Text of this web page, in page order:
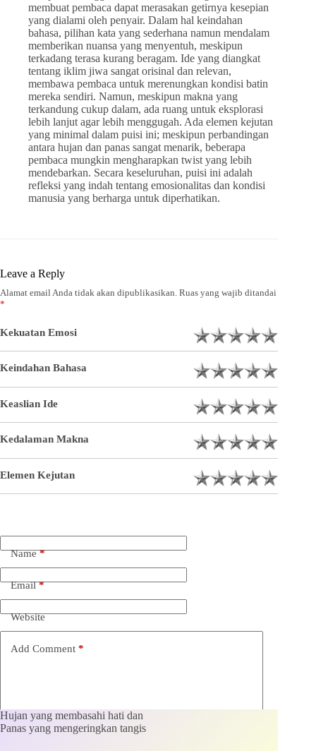
membuat pembaca dapat merasakan getirnya kesepian
yang dialami oleh penyair. Dalam hal keindahan
bahasa, pilihan kata yang sederhana namun mendalam
memberikan nuansa yang menyentuh, meskipun
terkadang terasa kurang beragam. Ide yang diangkat
tentang iklim jiwa sangat orisinal dan relevan,
membawa pembaca untuk merenungkan kondisi batin
mereka sendiri. Namun, meskipun makna yang
terkandung cukup dalam, ada ruang untuk eksplorasi
lebih lanjut agar lebih menggugah. Ada elemen kejutan
yang minimal dalam puisi ini; meskipun perbandingan
antara hujan dan panas sangat menarik, beberapa
pembaca mungkin mengharapkan twist yang lebih
mendebarkan. Secara keseluruhan, puisi ini adalah
refleksi yang indah tentang emosionalitas dan kondisi
manusia yang berharga untuk diperhatikan.
Leave a Reply
Alamat email Anda tidak akan dipublikasikan. Ruas yang wajib ditandai
*
Kekuatan Emosi
Keindahan Bahasa
Keaslian Ide
Kedalaman Makna
Elemen Kejutan
Name*
Email*
Website
Add Comment *
Hujan yang membasahi hati dan
Panas yang mengeringkan tangis